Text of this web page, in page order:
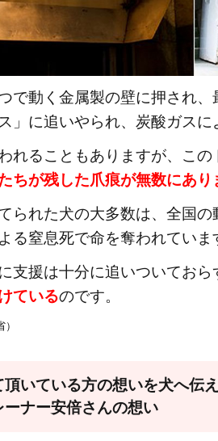
で動く金属製の壁に押され
」に追いやられ、炭酸ガスに
れることもありますが、この
ちが残した爪痕が無数にあり
られた犬の大多数は、全国
る窒息死で命を奪われていま
支援は十分に追いついておら
ているのです。
頂いている方の想いを犬へ伝え
ーナー安倍さんの想い